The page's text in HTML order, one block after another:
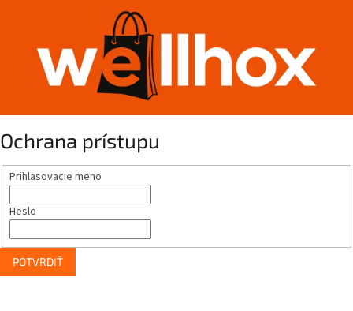
Ochrana prístupu
Prihlasovacie meno
Heslo
POTVRDIŤ